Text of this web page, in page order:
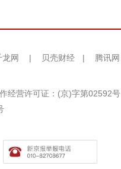
龙网 | 贝壳财经 | 腾讯网
经营许可证：(京)字第02592号